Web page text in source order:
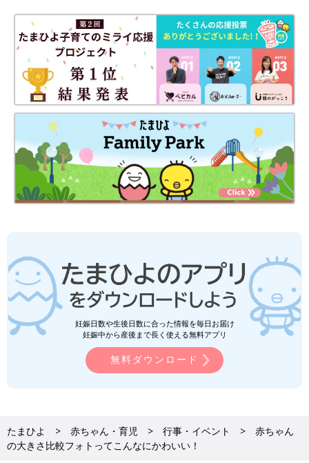
妊娠日数や生後日数に合った情報を毎日お届け
妊娠中から産後まで長く使える無料アプリ
無料ダウンロード
たまひよ 赤ちゃん・育児 行事・イベント
赤ちゃん
の大きさ比較フォトってこんなにかわいい！